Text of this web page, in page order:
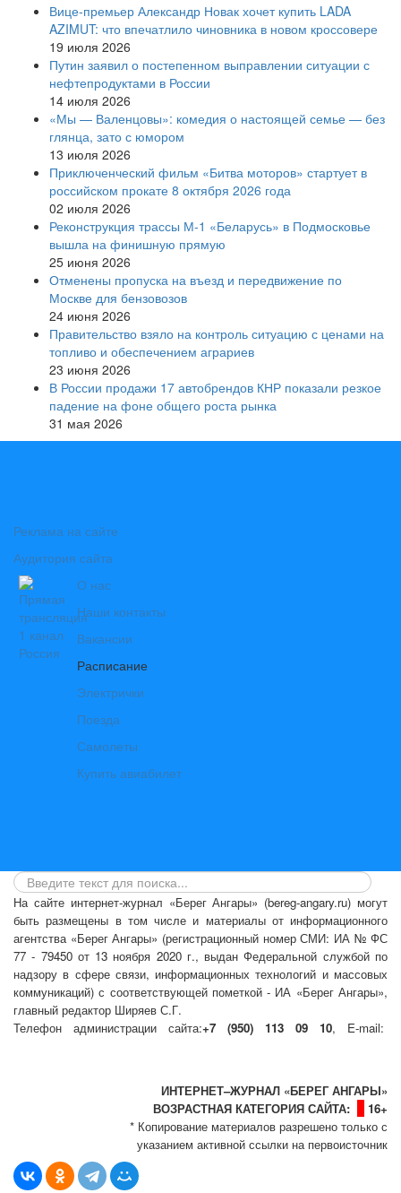
Вице‑премьер Александр Новак хочет купить LADA
AZIMUT: что впечатлило чиновника в новом кроссовере
19 июля 2026
Путин заявил о постепенном выправлении ситуации с
нефтепродуктами в России
14 июля 2026
«Мы — Валенцовы»: комедия о настоящей семье — без
глянца, зато с юмором
13 июля 2026
Приключенческий фильм «Битва моторов» стартует в
российском прокате 8 октября 2026 года
02 июля 2026
Реконструкция трассы М-1 «Беларусь» в Подмосковье
вышла на финишную прямую
25 июня 2026
Отменены пропуска на въезд и передвижение по
Москве для бензовозов
24 июня 2026
Правительство взяло на контроль ситуацию с ценами на
топливо и обеспечением аграриев
23 июня 2026
В России продажи 17 автобрендов КНР показали резкое
падение на фоне общего роста рынка
31 мая 2026
Реклама на сайте
Аудитория сайта
О нас
Наши контакты
Вакансии
Расписание
Электрички
Поезда
Самолеты
Купить авиабилет
На сайте интернет-журнал «Берег Ангары» (bereg-angary.ru) могут
быть размещены в том числе и материалы от информационного
агентства «Берег Ангары» (регистрационный номер СМИ: ИА № ФС
77 - 79450 от 13 ноября 2020 г., выдан Федеральной службой по
надзору в сфере связи, информационных технологий и массовых
коммуникаций) с соответствующей пометкой - ИА «Берег Ангары»,
главный редактор Ширяев С.Г.
Телефон администрации сайта:+7 (950) 113 09 10, E-mail:
ИНТЕРНЕТ–ЖУРНАЛ «БЕРЕГ АНГАРЫ»
ВОЗРАСТНАЯ КАТЕГОРИЯ САЙТА:
16+
* Копирование материалов разрешено только с
указанием активной ссылки на первоисточник